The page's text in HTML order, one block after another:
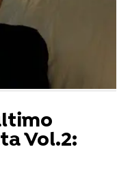
Vol.2: